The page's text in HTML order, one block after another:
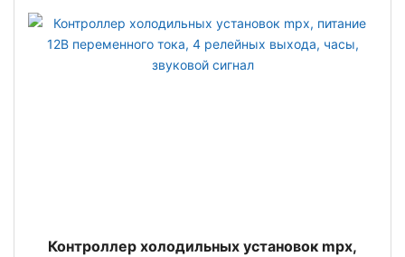
Контроллер холодильных установок mpx,